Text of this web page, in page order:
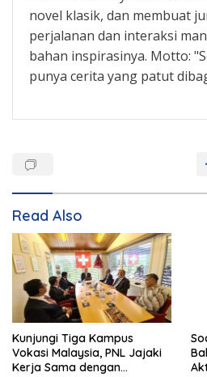
novel klasik, dan membuat
perjalanan dan interaksi
bahan inspirasinya. Motto:
punya cerita yang patut
Read Also
Kunjungi Tiga Kampus
Vokasi Malaysia, PNL Jajaki
Kerja Sama dengan